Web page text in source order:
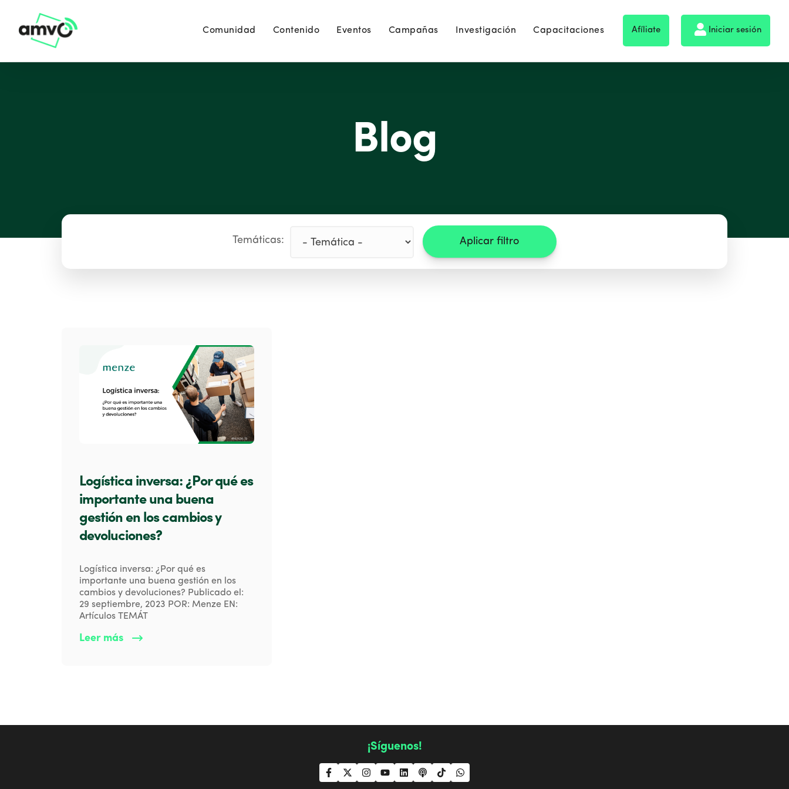
Comunidad Contenido Eventos Campañas Investigación Capacitaciones Afíliate Iniciar sesión
Blog
Temáticas: Aplicar filtro
Logística inversa: ¿Por qué es
importante una buena
gestión en los cambios y
devoluciones?
Logística inversa: ¿Por qué es
importante una buena gestión en los
cambios y devoluciones? Publicado el:
29 septiembre, 2023 POR: Menze EN:
Artículos TEMÁT
Leer más
¡Síguenos!